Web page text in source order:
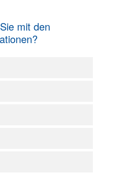
mit den